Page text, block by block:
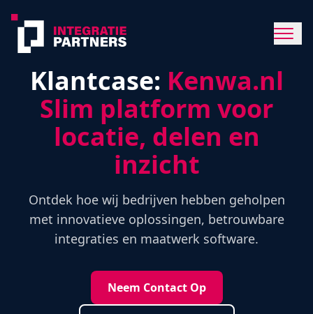
Klantcase: Kenwa.nl
Slim platform voor
locatie, delen en
inzicht
Ontdek hoe wij bedrijven hebben geholpen
met innovatieve oplossingen, betrouwbare
integraties en maatwerk software.
Neem Contact Op